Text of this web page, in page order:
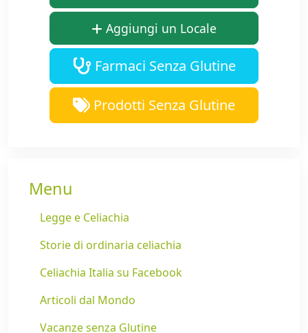
Aggiungi un Locale
Farmaci Senza Glutine
Prodotti Senza Glutine
Menu
Legge e Celiachia
Storie di ordinaria celiachia
Celiachia Italia su Facebook
Articoli dal Mondo
Vacanze senza Glutine